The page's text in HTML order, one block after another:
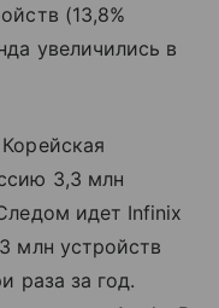
(13,8%
увеличились в
3,3 млн
идет Infinix
млн устройств
раза за год.